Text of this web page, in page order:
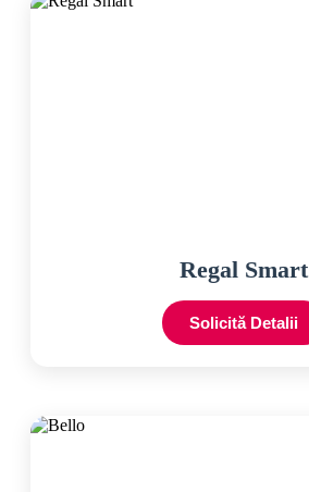
Regal Smart
Solicită Detalii